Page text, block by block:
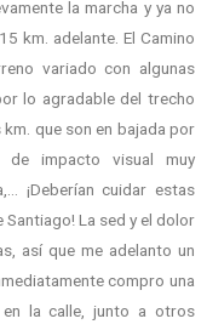
la marcha y ya no
km. adelante. El Camino
variado con algunas
lo agradable del trecho
que son en bajada por
de impacto visual muy
¡Deberían cuidar estas
Santiago! La sed y el dolor
así que me adelanto un
compro una
la calle, junto a otros